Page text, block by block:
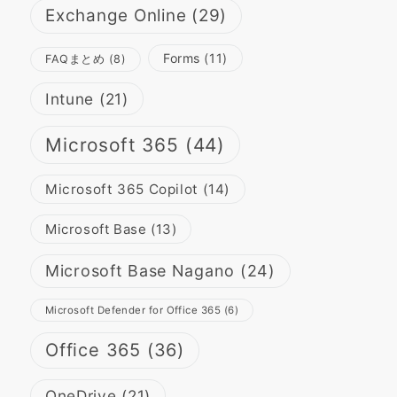
Exchange Online (29)
FAQまとめ (8) Forms (11)
Intune (21)
Microsoft 365 (44)
Microsoft 365 Copilot (14)
Microsoft Base (13)
Microsoft Base Nagano (24)
Microsoft Defender for Office 365 (6)
Office 365 (36)